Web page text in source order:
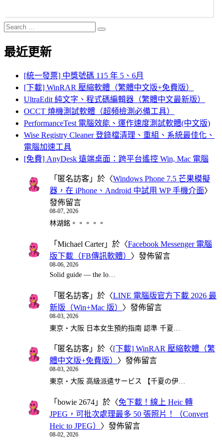
Search
for:
Search
最近更新
[統一發票] 中獎號碼 115 年 5、6月
[下載] WinRAR 壓縮軟體（繁體中文版+免費版）
UltraEdit 純文字、程式碼編輯器（繁體中文最新版）
OCCT 燒機測試軟體（超頻檢測必備工具）
PerformanceTest 電腦效能、運作速度測試軟體(中文版)
Wise Registry Cleaner 登錄檔清理、重組、系統最佳化、
電腦加速工具
[免費] AnyDesk 遠端桌面：跨平台遙控 Win, Mac 電腦
「 匿名訪客 」於〈Windows Phone 7.5 芒果模擬
器，在 iPhone、Android 中試用 WP 手機介面〉
發佈留言
08-07, 2026
林湖銘。。。。。
「 Michael Carter」於〈Facebook Messenger 電腦
版下載（FB傳訊軟體） 〉發佈留言
08-06, 2026
Solid guide — the lo…
「 匿名訪客 」於〈LINE 電腦版官方下載 2026 最
新版（Win+Mac 版） 〉發佈留言
08-03, 2026
東京・大阪 日本女生預約指南 認準 千夏…
「 匿名訪客 」於〈[下載] WinRAR 壓縮軟體（繁
體中文版+免費版） 〉發佈留言
08-03, 2026
東京・大阪 高級派遣サービス 【千夏の伊…
「 bowie 2674 」於〈免下載！線上 Heic 轉
JPEG，可批次處理最多 50 張照片！（Convert
Heic to JPEG） 〉發佈留言
08-02, 2026